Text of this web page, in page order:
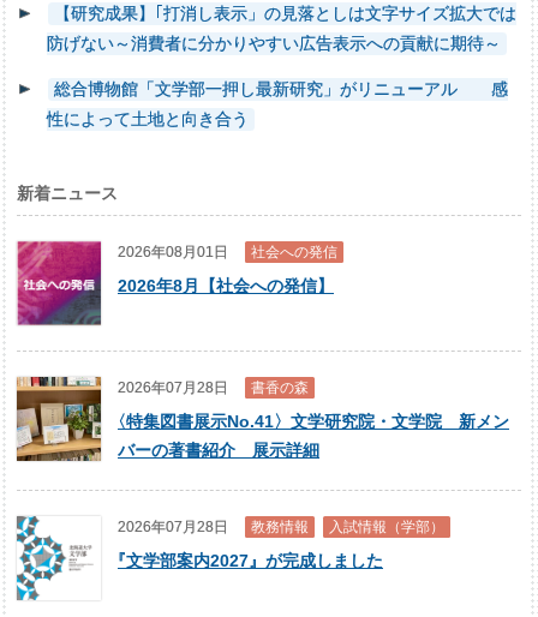
【研究成果】｢打消し表示」の見落としは文字サイズ拡大では
防げない～消費者に分かりやすい広告表示への貢献に期待～
総合博物館「文学部一押し最新研究」がリニューアル 感
性によって土地と向き合う
新着ニュース
2026年08月01日 社会への発信
2026年8月【社会への発信】
2026年07月28日 書香の森
〈特集図書展示No.41〉文学研究院・文学院 新メン
バーの著書紹介 展示詳細
2026年07月28日 教務情報 入試情報（学部）
『文学部案内2027』が完成しました